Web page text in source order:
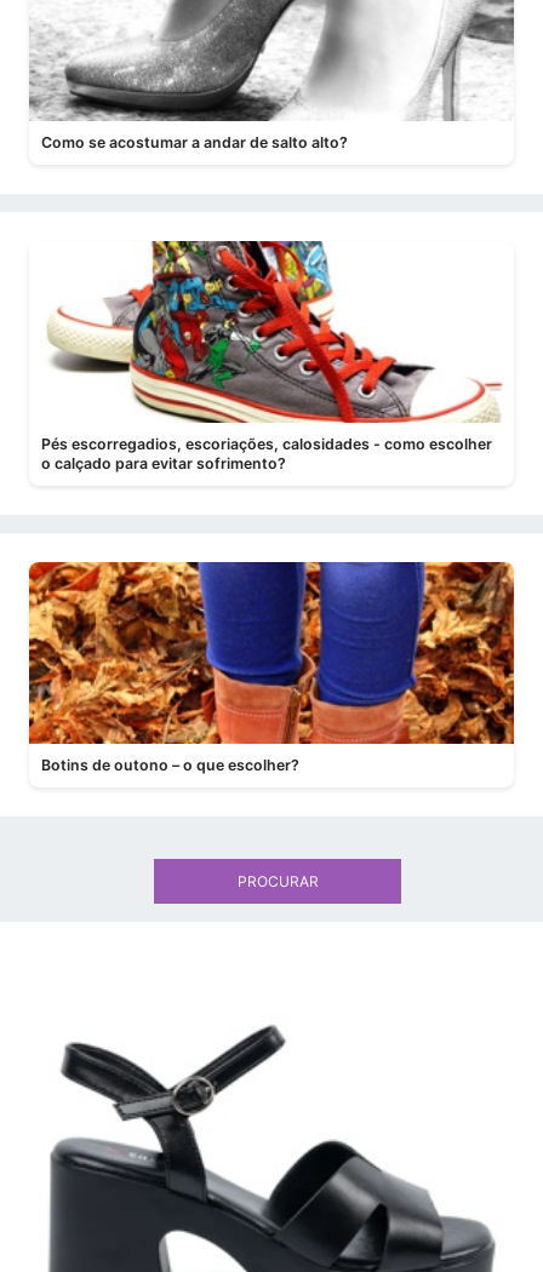
Como se acostumar a andar de salto alto?
Pés escorregadios, escoriações, calosidades - como escolher
o calçado para evitar sofrimento?
Botins de outono – o que escolher?
PROCURAR